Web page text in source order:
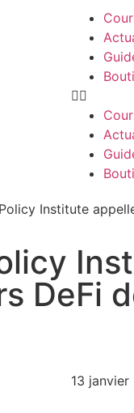
Institute
DeFi
13 janvier